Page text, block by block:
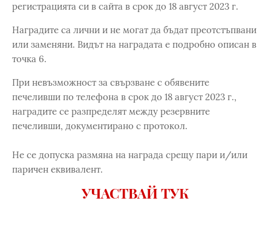
регистрацията си в сайта в срок до 18 август 2023 г.
Наградите са лични и не могат да бъдат преотстъпвани
или заменяни. Видът на наградата е подробно описан в
точка 6.
При невъзможност за свързване с обявените
печеливши по телефона в срок до 18 август 2023 г.,
наградите се разпределят между резервните
печеливши, документирано с протокол.
Не се допуска размяна на награда срещу пари и/или
паричен еквивалент.
УЧАСТВАЙ ТУК